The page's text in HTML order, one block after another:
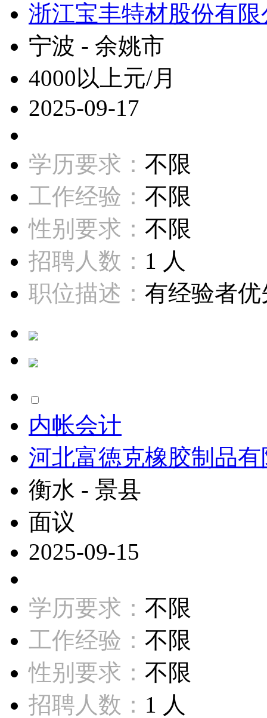
浙江宝丰特材股份有限
宁波 - 余姚市
4000以上元/月
2025-09-17
学历要求： 不限
工作经验： 不限
性别要求： 不限
招聘人数： 1 人
职位描述： 有经验者优
内帐会计
河北富徳克橡胶制品
衡水 - 景县
面议
2025-09-15
学历要求： 不限
工作经验： 不限
性别要求： 不限
招聘人数： 1 人